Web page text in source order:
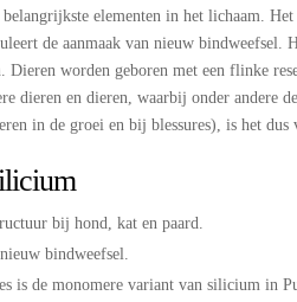
belangrijkste elementen in het lichaam.
de aanmaak van nieuw bindweefsel.
Dieren worden geboren met een flinke
dieren en dieren, waarbij onder andere
in de groei en bij blessures), is het dus
bij hond, kat en paard.
bindweefsel.
is de monomere variant van silicium in